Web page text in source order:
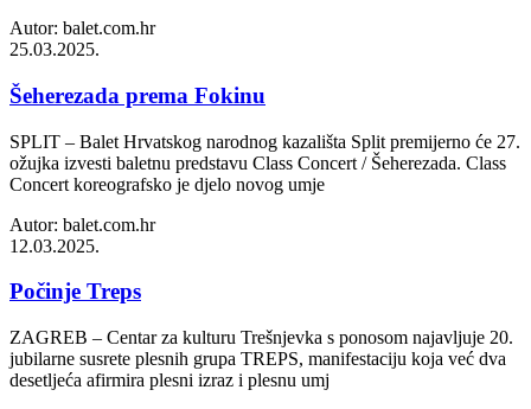
Autor: balet.com.hr
25.03.2025.
Šeherezada prema Fokinu
SPLIT – Balet Hrvatskog narodnog kazališta Split premijerno će 27.
ožujka izvesti baletnu predstavu Class Concert / Šeherezada. Class
Concert koreografsko je djelo novog umje
Autor: balet.com.hr
12.03.2025.
Počinje Treps
ZAGREB – Centar za kulturu Trešnjevka s ponosom najavljuje 20.
jubilarne susrete plesnih grupa TREPS, manifestaciju koja već dva
desetljeća afirmira plesni izraz i plesnu umj